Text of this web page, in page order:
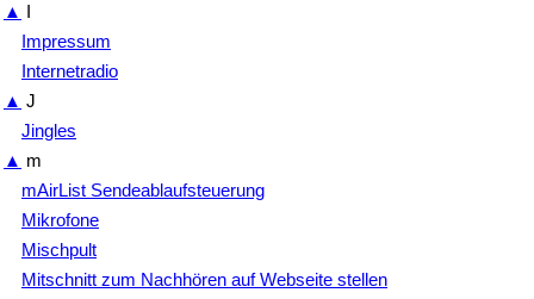
▲ I
Impressum
Internetradio
▲ J
Jingles
▲ m
mAirList Sendeablaufsteuerung
Mikrofone
Mischpult
Mitschnitt zum Nachhören auf Webseite stellen